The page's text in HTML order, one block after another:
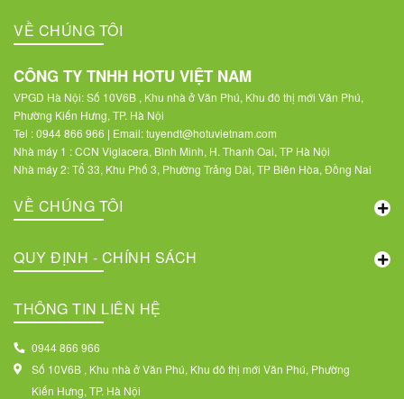
VỀ CHÚNG TÔI
CÔNG TY TNHH HOTU VIỆT NAM
VPGD Hà Nội: Số 10V6B , Khu nhà ở Văn Phú, Khu đô thị mới Văn Phú,
Phường Kiến Hưng, TP. Hà Nội
Tel : 0944 866 966 | Email: tuyendt@hotuvietnam.com
Nhà máy 1 : CCN Viglacera, Bình Minh, H. Thanh Oai, TP Hà Nội
Nhà máy 2: Tổ 33, Khu Phố 3, Phường Trảng Dài, TP Biên Hòa, Đồng Nai
VỀ CHÚNG TÔI
QUY ĐỊNH - CHÍNH SÁCH
THÔNG TIN LIÊN HỆ
0944 866 966
Số 10V6B , Khu nhà ở Văn Phú, Khu đô thị mới Văn Phú, Phường
Kiến Hưng, TP. Hà Nội